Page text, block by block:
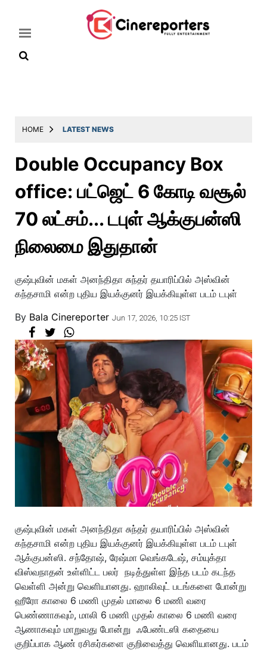
Latest
Throwback
Television
Story
HOME LATEST NEWS
Double Occupancy Box
office: பட்ஜெட் 6 கோடி வசூல்
70 லட்சம்... டபுள் ஆக்குபன்ஸி
நிலைமை இதுதான்
குஷ்புவின் மகள் அனந்திதா சுந்தர் தயாரிப்பில் அஸ்வின்
கந்தசாமி என்ற புதிய இயக்குனர் இயக்கியுள்ள படம் டபுள்
By Bala Cinereporter Jun 17, 2026, 10:25 IST
குஷ்புவின் மகள் அனந்திதா சுந்தர் தயாரிப்பில் அஸ்வின்
கந்தசாமி என்ற புதிய இயக்குனர் இயக்கியுள்ள படம் டபுள்
ஆக்குபன்ஸி. சந்தோஷ், ரேஷ்மா வெங்கடேஷ், சம்யுக்தா
விஸ்வநாதன் உள்ளிட்ட பலர் நடித்துள்ள இந்த படம் கடந்த
வெள்ளி அன்று வெளியானது. ஹாலிவுட் படங்களை போன்று
ஹீரோ காலை 6 மணி முதல் மாலை 6 மணி வரை
பெண்ணாகவும், மாலி 6 மணி முதல் காலை 6 மணி வரை
ஆணாகவும் மாறுவது போன்று ஃபேண்டஸி கதையை
குறிப்பாக ஆண் ரசிகர்களை குறிவைத்து வெளியானது. படம்